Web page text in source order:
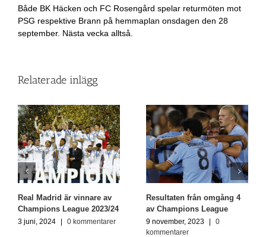
Både BK Häcken och FC Rosengård spelar returmöten mot
PSG respektive Brann på hemmaplan onsdagen den 28
september. Nästa vecka alltså.
Relaterade inlägg
Real Madrid är vinnare av
Champions League 2023/24
3 juni, 2024 | 0 kommentarer
Resultaten från omgång 4
av Champions League
9 november, 2023 |
0
kommentarer